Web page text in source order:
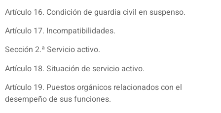
Artículo 16. Condición de guardia civil en suspenso.
Artículo 17. Incompatibilidades.
Sección 2.ª Servicio activo.
Artículo 18. Situación de servicio activo.
Artículo 19. Puestos orgánicos relacionados con el
desempeño de sus funciones.